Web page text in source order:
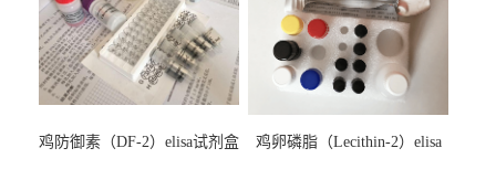
鸡防御素（DF-2）elisa试剂盒
鸡卵磷脂（Lecithin-2）elisa